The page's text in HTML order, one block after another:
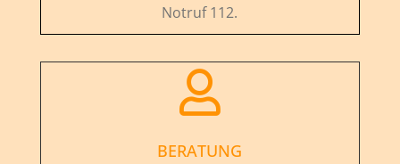
Notruf 112.

BERATUNG